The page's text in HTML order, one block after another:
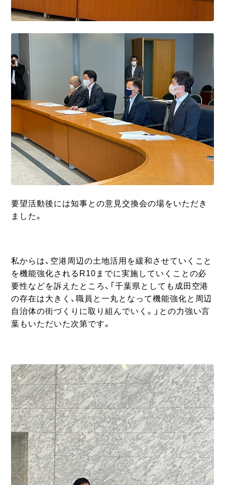
要望活動後には知事との意見交換会の場をいただき
ました。
私からは、空港周辺の土地活用を緩和させていくこと
を機能強化されるR10までに実施していくことの必
要性などを訴えたところ、「千葉県としても成田空港
の存在は大きく、職員と一丸となって機能強化と周辺
自治体の街づくりに取り組んでいく。」との力強い言
葉もいただいた次第です。